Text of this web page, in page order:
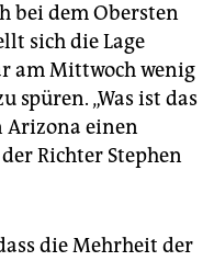
bei dem Obersten
sich die Lage
am Mittwoch wenig
„Was ist das
Arizona einen
Richter Stephen
die Mehrheit der